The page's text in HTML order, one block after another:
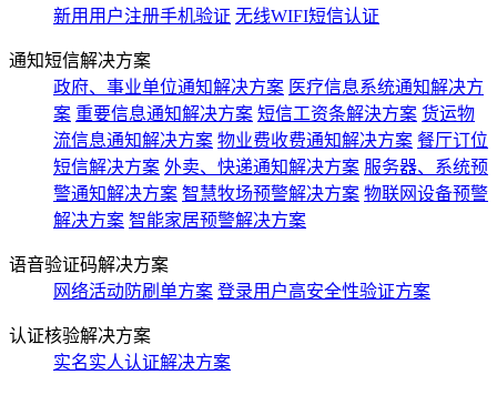
新用用户注册手机验证 无线WIFI短信认证
通知短信解决方案
政府、事业单位通知解决方案 医疗信息系统通知解决方
案 重要信息通知解决方案 短信工资条解決方案 货运物
流信息通知解决方案 物业费收费通知解决方案 餐厅订位
短信解决方案 外卖、快递通知解决方案 服务器、系统预
警通知解决方案 智慧牧场预警解决方案 物联网设备预警
解决方案 智能家居预警解决方案
语音验证码解决方案
网络活动防刷单方案 登录用户高安全性验证方案
认证核验解决方案
实名实人认证解决方案